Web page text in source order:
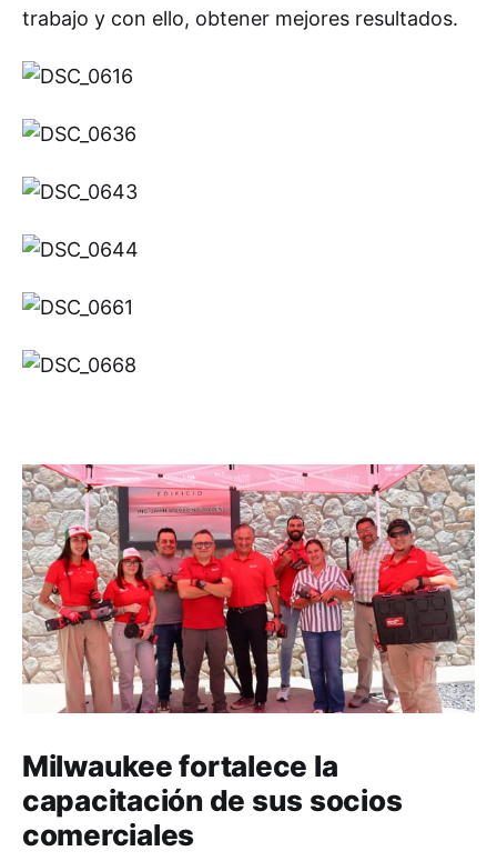
trabajo y con ello, obtener mejores resultados.
Milwaukee fortalece la
capacitación de sus socios
comerciales